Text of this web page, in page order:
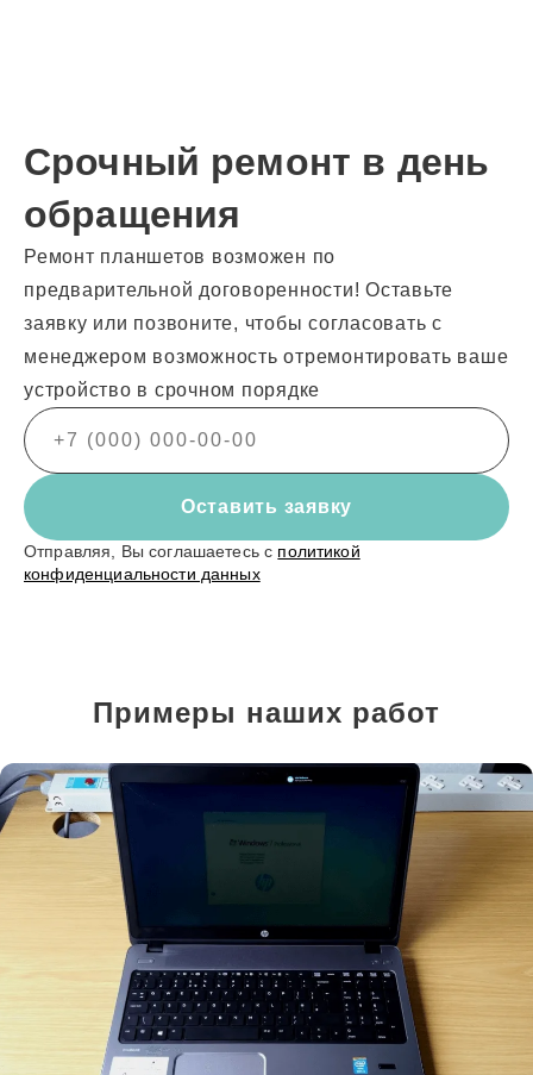
Срочный ремонт в день
обращения
Ремонт планшетов возможен по
предварительной договоренности! Оставьте
заявку или позвоните, чтобы согласовать с
менеджером возможность отремонтировать ваше
устройство в срочном порядке
Оставить заявку
Отправляя, Вы соглашаетесь с политикой
конфиденциальности данных
Примеры наших работ